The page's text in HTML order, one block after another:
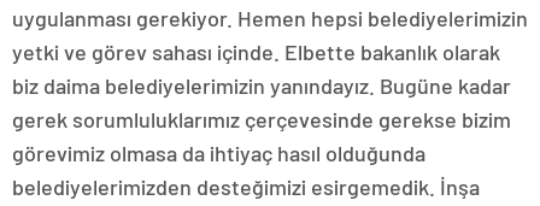
uygulanması gerekiyor. Hemen hepsi belediyelerimizin
yetki ve görev sahası içinde. Elbette bakanlık olarak
biz daima belediyelerimizin yanındayız. Bugüne kadar
gerek sorumluluklarımız çerçevesinde gerekse bizim
görevimiz olmasa da ihtiyaç hasıl olduğunda
belediyelerimizden desteğimizi esirgemedik. İnşa